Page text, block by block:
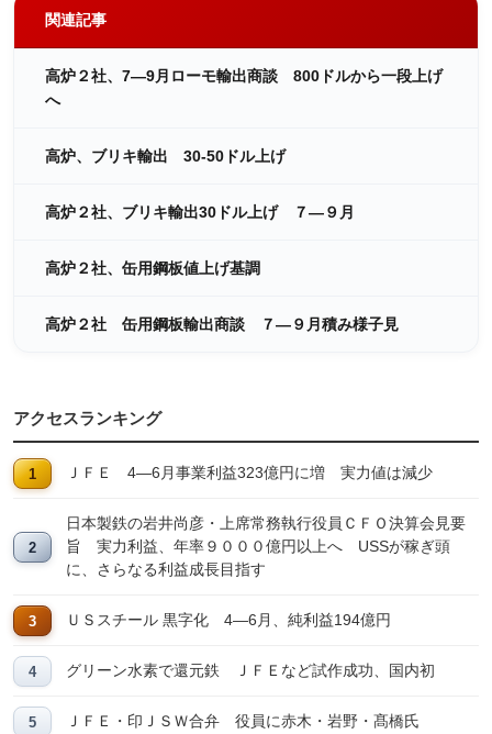
関連記事
高炉２社、7―9月ローモ輸出商談 800ドルから一段上げ
へ
高炉、ブリキ輸出 30-50ドル上げ
高炉２社、ブリキ輸出30ドル上げ ７―９月
高炉２社、缶用鋼板値上げ基調
高炉２社 缶用鋼板輸出商談 ７―９月積み様子見
アクセスランキング
ＪＦＥ 4―6月事業利益323億円に増 実力値は減少
日本製鉄の岩井尚彦・上席常務執行役員ＣＦＯ決算会見要
旨 実力利益、年率９０００億円以上へ USSが稼ぎ頭
に、さらなる利益成長目指す
ＵＳスチール 黒字化 4―6月、純利益194億円
グリーン水素で還元鉄 ＪＦＥなど試作成功、国内初
ＪＦＥ・印ＪＳＷ合弁 役員に赤木・岩野・髙橋氏